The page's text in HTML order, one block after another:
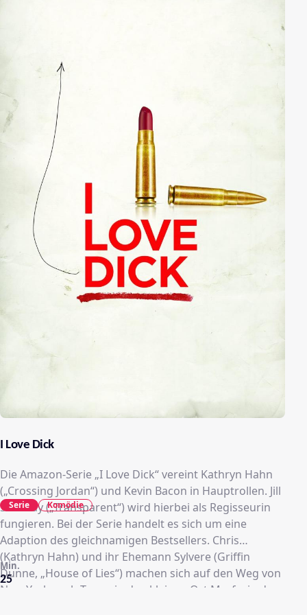
bedeutenden Nacht für das junge Ehepaar.
I Love Dick
Die Amazon-Serie „I Love Dick“ vereint Kathryn Hahn
(„Crossing Jordan“) und Kevin Bacon in Hauptrollen. Jill
Soloway („Transparent“) wird hierbei als Regisseurin
fungieren. Bei der Serie handelt es sich um eine
Adaption des gleichnamigen Bestsellers. Chris
(Kathryn Hahn) und ihr Ehemann Sylvere (Griffin
Dunne, „House of Lies“) machen sich auf den Weg von
New York nach Texas, in den kleinen Ort Marfa, in dem
25
Min.
Serie Komödie